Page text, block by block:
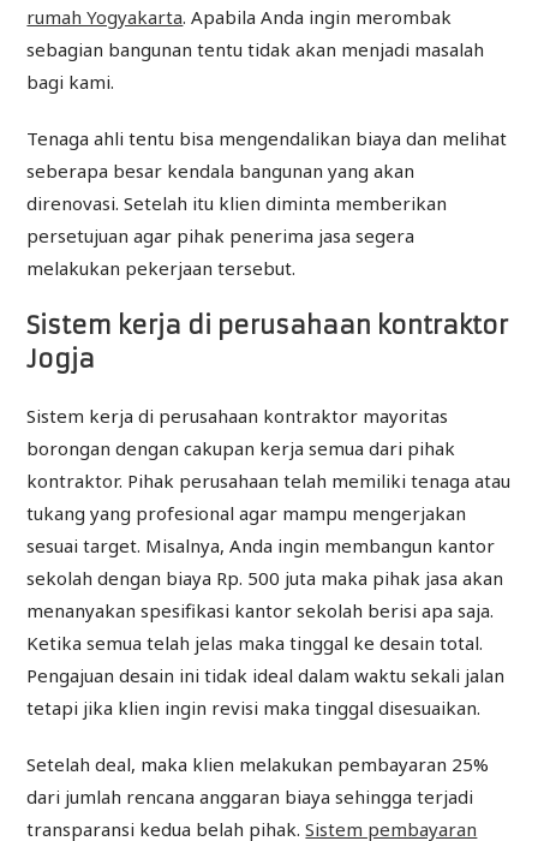
rumah Yogyakarta. Apabila Anda ingin merombak
sebagian bangunan tentu tidak akan menjadi masalah
bagi kami.
Tenaga ahli tentu bisa mengendalikan biaya dan melihat
seberapa besar kendala bangunan yang akan
direnovasi. Setelah itu klien diminta memberikan
persetujuan agar pihak penerima jasa segera
melakukan pekerjaan tersebut.
Sistem kerja di perusahaan kontraktor
Jogja
Sistem kerja di perusahaan kontraktor mayoritas
borongan dengan cakupan kerja semua dari pihak
kontraktor. Pihak perusahaan telah memiliki tenaga atau
tukang yang profesional agar mampu mengerjakan
sesuai target. Misalnya, Anda ingin membangun kantor
sekolah dengan biaya Rp. 500 juta maka pihak jasa akan
menanyakan spesifikasi kantor sekolah berisi apa saja.
Ketika semua telah jelas maka tinggal ke desain total.
Pengajuan desain ini tidak ideal dalam waktu sekali jalan
tetapi jika klien ingin revisi maka tinggal disesuaikan.
Setelah deal, maka klien melakukan pembayaran 25%
dari jumlah rencana anggaran biaya sehingga terjadi
transparansi kedua belah pihak.Sistem pembayaran